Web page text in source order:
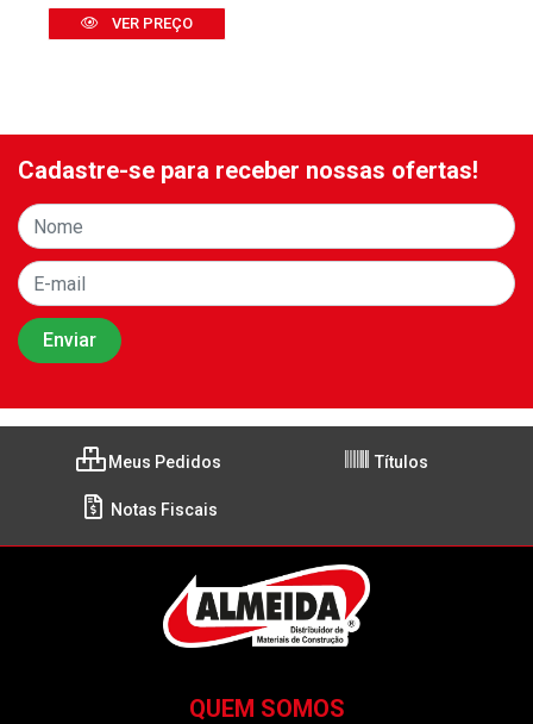
VER PREÇO
Cadastre-se para receber nossas ofertas!
Meus Pedidos Títulos
Notas Fiscais
QUEM SOMOS